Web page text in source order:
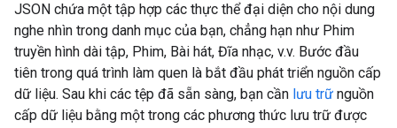
JSON chứa một tập hợp các thực thể đại diện cho nội dung
nghe nhìn trong danh mục của bạn, chẳng hạn như Phim
truyền hình dài tập, Phim, Bài hát, Đĩa nhạc, v.v. Bước đầu
tiên trong quá trình làm quen là bắt đầu phát triển nguồn cấp
dữ liệu. Sau khi các tệp đã sẵn sàng, bạn cần lưu trữ nguồn
cấp dữ liệu bằng một trong các phương thức lưu trữ được